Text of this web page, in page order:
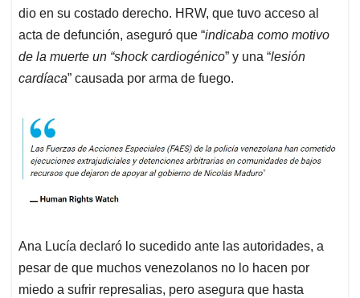
dio en su costado derecho. HRW, que tuvo acceso al
acta de defunción, aseguró que “indicaba como motivo
de la muerte un “shock cardiogénico” y una “lesión
cardíaca” causada por arma de fuego.
Ana Lucía declaró lo sucedido ante las autoridades, a
pesar de que muchos venezolanos no lo hacen por
miedo a sufrir represalias, pero asegura que hasta